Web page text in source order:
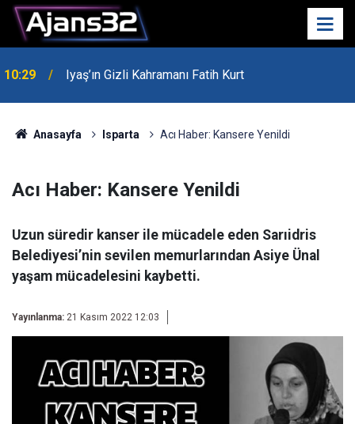
10:29 Iyaş’ın Gizli Kahramanı Fatih Kurt
00:52 Isparta'da Asker Eğlencesinde Kavga Çıktı
Anasayfa Isparta Acı Haber: Kansere Yenildi
Acı Haber: Kansere Yenildi
Uzun süredir kanser ile mücadele eden Sarıidris
Belediyesi’nin sevilen memurlarından Asiye Ünal
yaşam mücadelesini kaybetti.
Yayınlanma: 21 Kasım 2022 12:03